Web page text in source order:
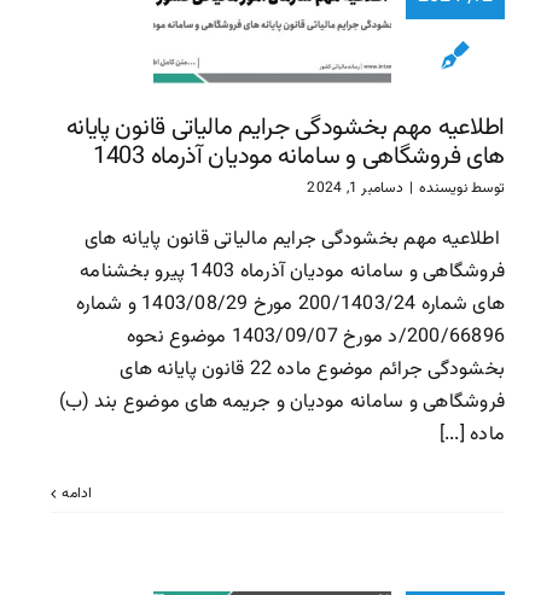
آذرماه 1403
سازمان امور مالیاتی
اطلاعیه مهم بخشودگی جرایم مالیاتی قانون پایانه
های فروشگاهی و سامانه مودیان آذرماه 1403
توسطنویسنده | دسامبر 1, 2024
اطلاعیه مهم بخشودگی جرایم مالیاتی قانون پایانه های
فروشگاهی و سامانه مودیان آذرماه 1403 پیرو بخشنامه
های شماره 200/1403/24 مورخ 1403/08/29 و شماره
200/66896/د مورخ 1403/09/07 موضوع نحوه
بخشودگی جرائم موضوع ماده 22 قانون پایانه های
فروشگاهی و سامانه مودیان و جریمه های موضوع بند (ب)
ماده [...]
ادامه